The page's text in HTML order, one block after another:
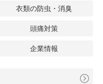
衣類の防虫・消臭
頭痛対策
企業情報